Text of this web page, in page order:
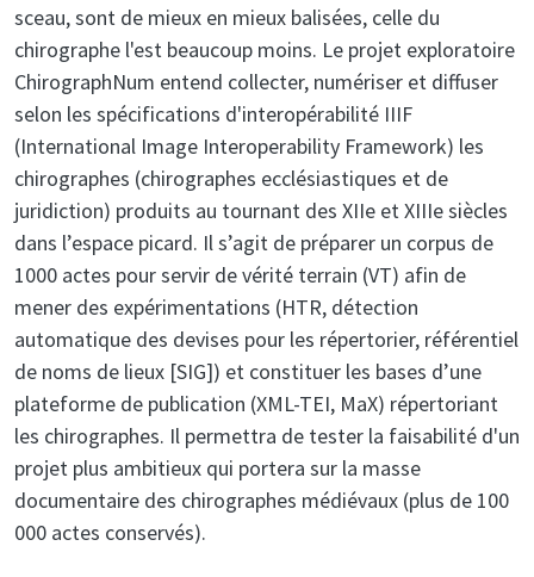
sceau, sont de mieux en mieux balisées, celle du
chirographe l'est beaucoup moins. Le projet exploratoire
ChirographNum entend collecter, numériser et diffuser
selon les spécifications d'interopérabilité IIIF
(International Image Interoperability Framework) les
chirographes (chirographes ecclésiastiques et de
juridiction) produits au tournant des XIIe et XIIIe siècles
dans l’espace picard. Il s’agit de préparer un corpus de
1000 actes pour servir de vérité terrain (VT) afin de
mener des expérimentations (HTR, détection
automatique des devises pour les répertorier, référentiel
de noms de lieux [SIG]) et constituer les bases d’une
plateforme de publication (XML-TEI, MaX) répertoriant
les chirographes. Il permettra de tester la faisabilité d'un
projet plus ambitieux qui portera sur la masse
documentaire des chirographes médiévaux (plus de 100
000 actes conservés).